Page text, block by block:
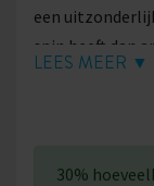
een
spin heeft dan
zijspin
LEES MEER ▼
30%